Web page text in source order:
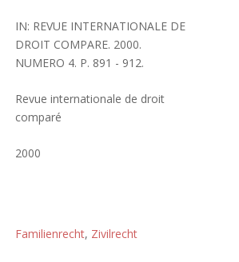
IN: REVUE INTERNATIONALE DE
DROIT COMPARE. 2000.
NUMERO 4. P. 891 - 912.
Revue internationale de droit
comparé
2000
Familienrecht, Zivilrecht